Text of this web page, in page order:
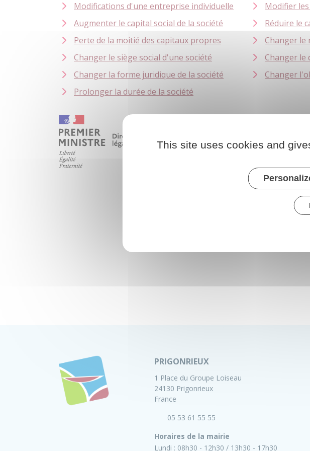
Modifications d'une entreprise individuelle
Modifier
Augmenter le capital social de la société
Réduire le
Perte de la moitié des capitaux propres
Changer le
Changer le siège social d'une société
Changer le
Changer la forme juridique de la société
Changer
Prolonger la durée de la société
PRIGONRIEUX
1 Place du Groupe Loiseau
24130 Prigonrieux
France
05 53 61 55 55
Horaires de la mairie
Lundi : 08h30 - 12h30 13h30 - 17h30
This site uses cookies and